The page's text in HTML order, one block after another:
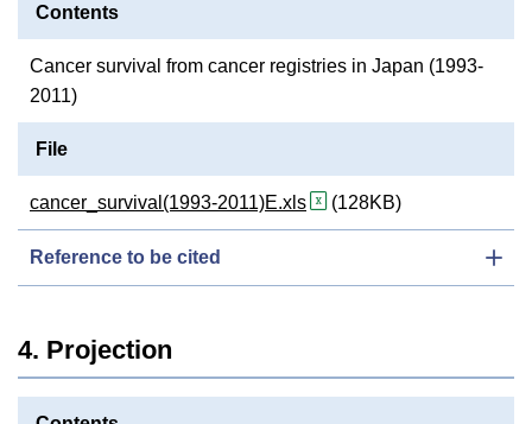
Contents
Cancer survival from cancer registries in Japan (1993-
2011)
File
cancer_survival(1993-2011)E.xls (128KB)
Reference to be cited
4. Projection